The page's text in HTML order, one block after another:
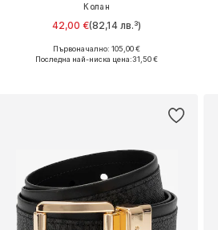
Колан
42,00 €(82,14 лв.³)
Налични размери: 65, 80, 95
Първоначално: 105,00 €
Последна най-ниска цена:31,50 €